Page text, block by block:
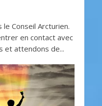
le Conseil Arcturien.
en contact avec
et attendons de...